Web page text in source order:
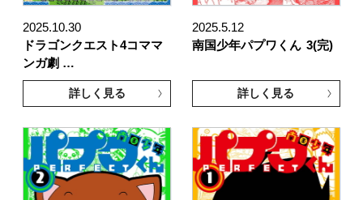
2025.10.30
ドラゴンクエスト4コママ
ンガ劇 …
詳しく見る
2025.5.12
南国少年パプワくん 3(完)
詳しく見る